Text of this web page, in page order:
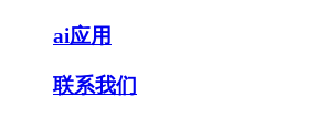
ai应用
联系我们